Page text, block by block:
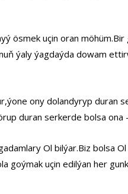
ösmek uçin oran
ýaly ýagdaýda dowam
ony dolandyryp duran
duran serkerde bolsa
Ol bilýar.Biz bolsa
goýmak uçin edilýan her